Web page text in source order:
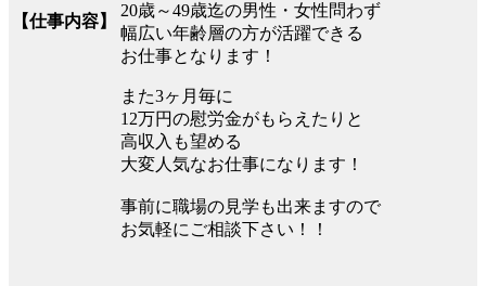
【仕事内容】
20歳～49歳迄の男性・女性問わず
幅広い年齢層の方が活躍できる
お仕事となります！
また3ヶ月毎に
12万円の慰労金がもらえたりと
高収入も望める
大変人気なお仕事になります！
事前に職場の見学も出来ますので
お気軽にご相談下さい！！